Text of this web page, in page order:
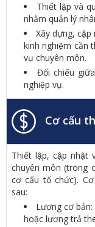
Thiết lập và
nhằm quản lý
Xây dựng,
kinh nghiệm cần
vụ chuyên môn.
Đối chiếu
nghiệp vụ.
Cơ cấu
Thiết lập, cập nhật
chuyên môn (trong
cơ cấu tổ chức).
sau:
Lương cơ
hoặc lương trả